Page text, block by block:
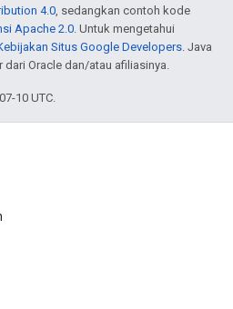
4.0, sedangkan contoh kode
Apache 2.0. Untuk mengetahui
Situs Google Developers. Java
Oracle dan/atau afiliasinya.
10 UTC.